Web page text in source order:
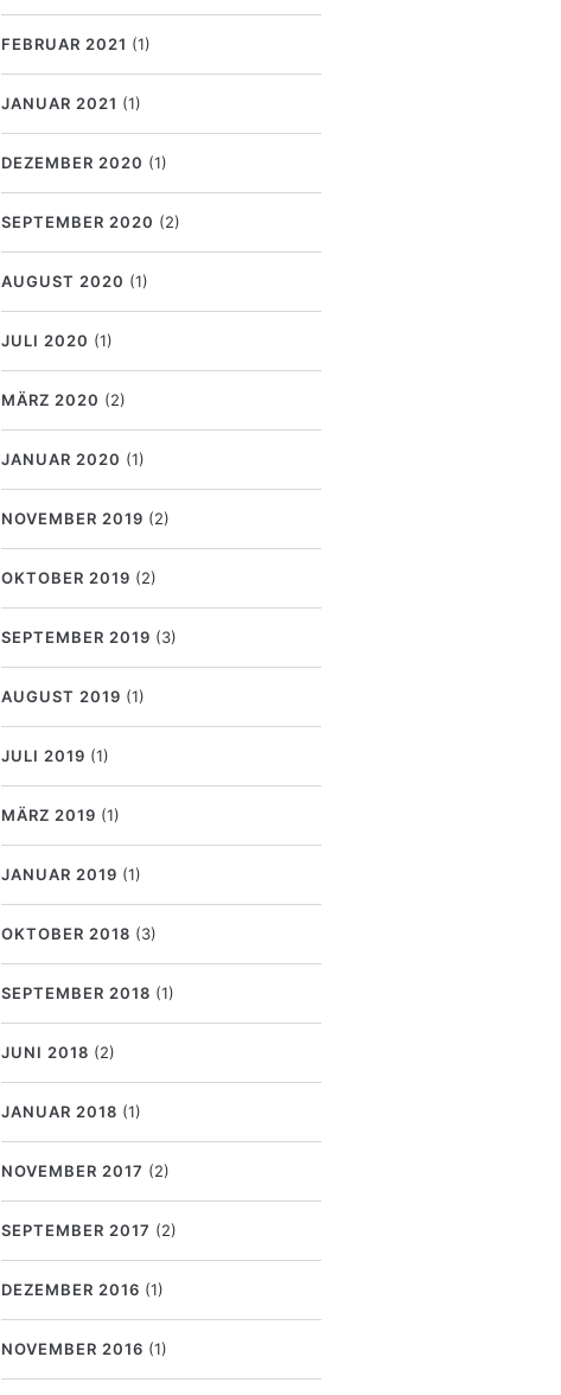
FEBRUAR 2021 (1)
JANUAR 2021 (1)
DEZEMBER 2020 (1)
SEPTEMBER 2020 (2)
AUGUST 2020 (1)
JULI 2020 (1)
MÄRZ 2020 (2)
JANUAR 2020 (1)
NOVEMBER 2019 (2)
OKTOBER 2019 (2)
SEPTEMBER 2019 (3)
AUGUST 2019 (1)
JULI 2019 (1)
MÄRZ 2019 (1)
JANUAR 2019 (1)
OKTOBER 2018 (3)
SEPTEMBER 2018 (1)
JUNI 2018 (2)
JANUAR 2018 (1)
NOVEMBER 2017 (2)
SEPTEMBER 2017 (2)
DEZEMBER 2016 (1)
NOVEMBER 2016 (1)